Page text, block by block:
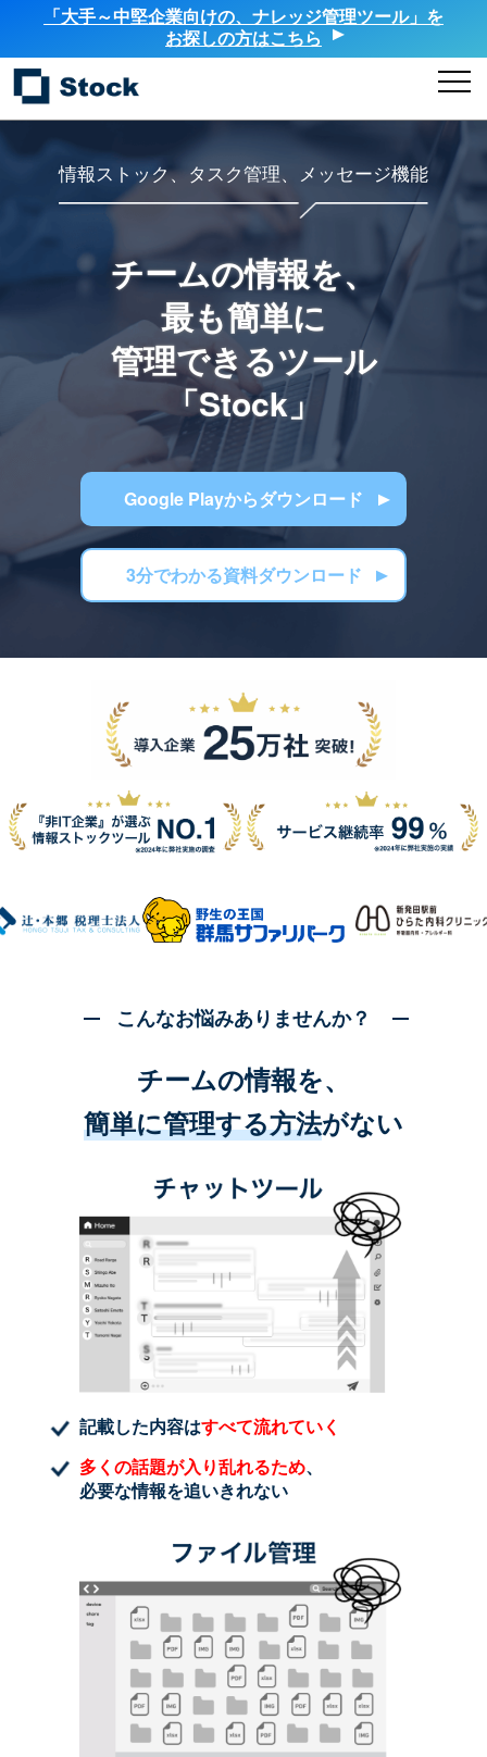
「大手～中堅企業向けの、ナレッジ管理ツール」を
お探しの方はこちら
情報ストック、タスク管理、メッセージ機能
チームの情報を、
最も簡単に
管理できるツール
「Stock」
Google Playからダウンロード
3分でわかる資料ダウンロード
こんなお悩みありませんか？
チームの情報を、
簡単に管理する方法がない
記載した内容はすべて流れていく
多くの話題が入り乱れるため、
必要な情報を追いきれない